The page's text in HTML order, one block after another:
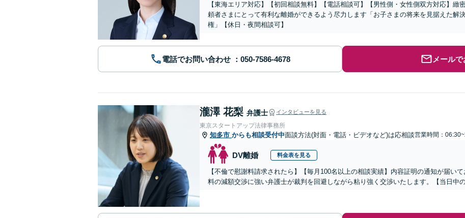
【東海エリア対応】【初回相談無料】【電話相談可】【男性側・女性側双方対応】緻
頼者さまにとって有利な離婚ができるよう尽力します「お子さまの将来を見据えた解
権」【休日・夜間相談可】
電話でお問い合わせ メール
瀧澤 花梨 弁護士 インタビューを見る
東京スタートアップ法律事務所
知多市 からも相談受付中面談方法(対面・電話・ビデオなど)は応相談営業時間：
DV離婚 料金表を見る
【不倫で慰謝料請求されたら】【毎月100名以上の相談実績】内容証明の通知が届い
料の減額交渉に強い弁護士が裁判を回避しながら粘り強く交渉いたします。【当日中